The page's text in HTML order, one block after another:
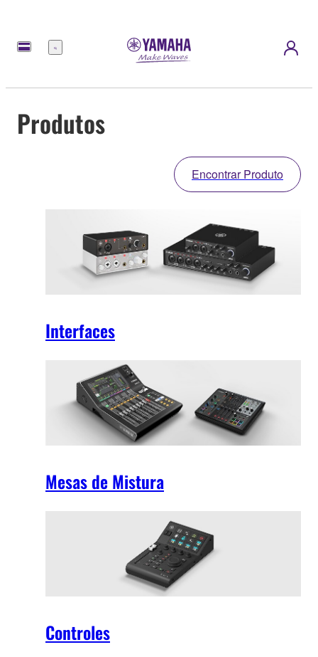
Menu
Produtos
Encontrar Produto
Interfaces
Mesas de Mistura
Controles